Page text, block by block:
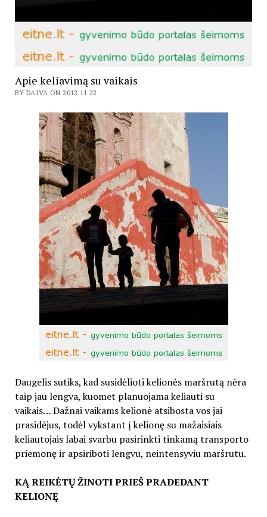
Apie keliavimą su vaikais
BY DAIVA ON 2012 11 22
Daugelis sutiks, kad susidėlioti kelionės maršrutą nėra
taip jau lengva, kuomet planuojama keliauti su
vaikais… Dažnai vaikams kelionė atsibosta vos jai
prasidėjus, todėl vykstant į kelionę su mažaisiais
keliautojais labai svarbu pasirinkti tinkamą transporto
priemonę ir apsiriboti lengvu, neintensyviu maršrutu.
KĄ REIKĖTŲ ŽINOTI PRIEŠ PRADEDANT
KELIONĘ